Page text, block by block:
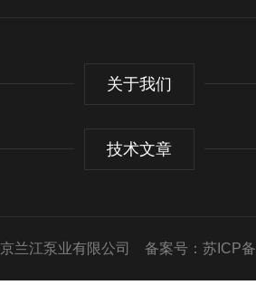
关于我们
技术文章
兰江泵业有限公司 备案号：苏ICP